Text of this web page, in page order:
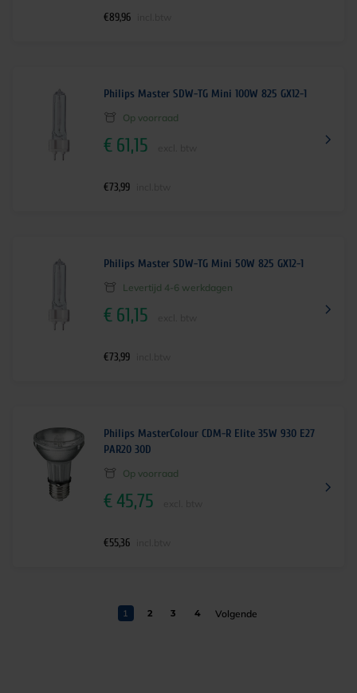
€89,96
Philips Master SDW-TG Mini 100W 825 GX12-1
Op voorraad
€ 61,15
€73,99
Philips Master SDW-TG Mini 50W 825 GX12-1
Levertijd 4-6 werkdagen
€ 61,15
€73,99
Philips MasterColour CDM-R Elite 35W 930 E27
PAR20 30D
Op voorraad
€ 45,75
€55,36
1 2 3 4